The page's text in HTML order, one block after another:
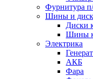
Фурнитура
Шины и
Диски
Шины
Электрика
АКБ
Фара